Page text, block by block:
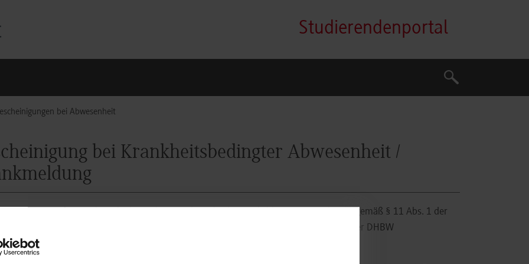
Studierendenportal
Suche
Suche
bei Abwesenheit
bei Krankheitsbedingter Abwesenheit /
Sie an einer Prüfung nicht teilnehmen können, besteht die Möglichkeit eines Rücktritts gemäß § 11 Abs. 1 der
Studien- und Prüfungsordnung (Studienjahrgänge bis 2024) bzw. § 34 der StuPrO der DHBW
ab 2024).